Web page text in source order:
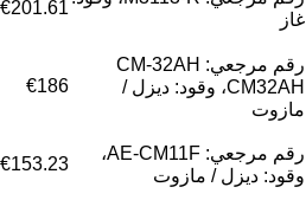
غاز
€201.61
رقم مرجعي: CM-32AH
CM32AH، وقود: ديزل /
مازوت
€186
رقم مرجعي: AE-CM11F،
وقود: ديزل / مازوت
€153.23